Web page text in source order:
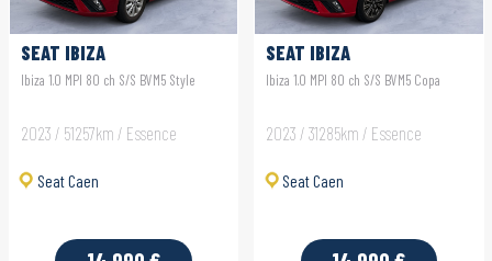
SEAT IBIZA
Ibiza 1.0 MPI 80 ch S/S BVM5 Style
2023 / 51257km / Essence
Seat Caen
SEAT IBIZA
Ibiza 1.0 MPI 80 ch S/S BVM5 Copa
2023 / 31285km / Essence
Seat Caen